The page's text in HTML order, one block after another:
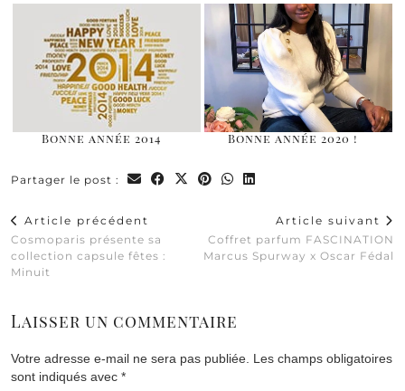
Bonne année 2014 Bonne année 2020 !
Partager le post :
Article précédent
Cosmoparis présente sa
collection capsule fêtes :
Minuit
Article suivant
Coffret parfum FASCINATION
Marcus Spurway x Oscar Fédal
Laisser un commentaire
Votre adresse e-mail ne sera pas publiée. Les champs obligatoires
sont indiqués avec *